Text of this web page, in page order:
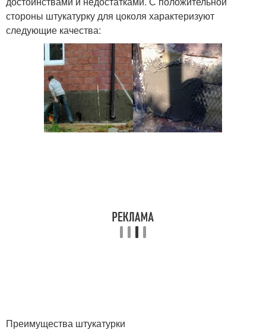
стороны штукатурку для цоколя характеризуют
следующие качества:
Преимущества штукатурки